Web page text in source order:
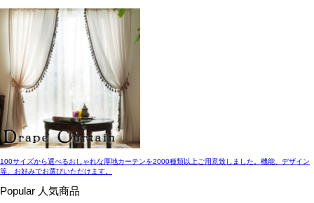
100サイズから選べるおしゃれな厚地カーテンを2000種類以上ご用意致しました。機能、デザイン
等、お好みでお選びいただけます。
Popular 人気商品